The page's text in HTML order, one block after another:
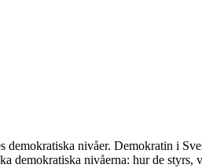
demokratiska nivåer. Demokratin i
demokratiska nivåerna: hur de